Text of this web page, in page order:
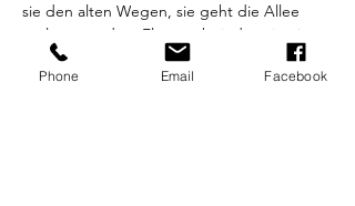
sie den alten Wegen, sie geht die Allee
entlang, an dem Fluss vorbei, den sie ein
Leben lang kennt, vorbei an vergessenen
Booten, die am Ufer verfallen und nicht
Phone Email Facebook